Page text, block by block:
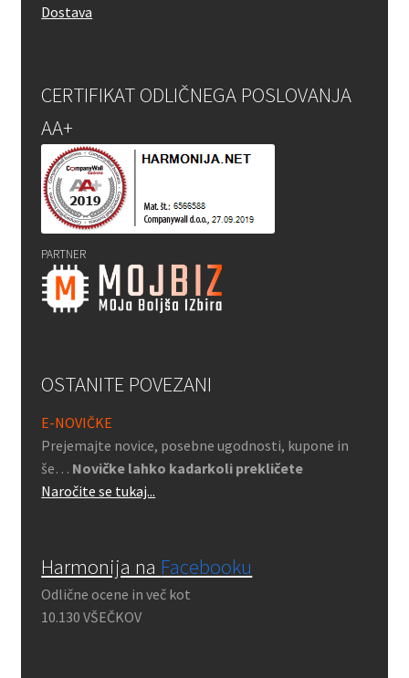
Dostava
CERTIFIKAT ODLIČNEGA POSLOVANJA
AA+
PARTNER
OSTANITE POVEZANI
E-NOVIČKE
Prejemajte novice, posebne ugodnosti, kupone in
še… Novičke lahko kadarkoli prekličete
Naročite se tukaj...
Harmonija na Facebooku
Odlične ocene in več kot
10.130 VŠEČKOV